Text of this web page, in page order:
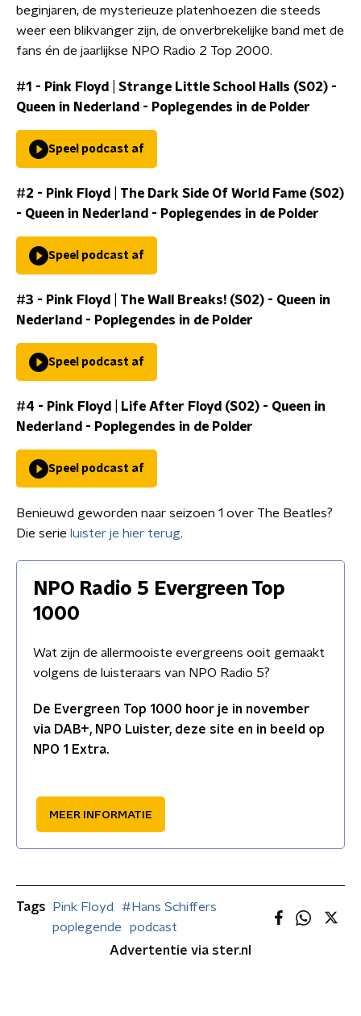
beginjaren, de mysterieuze platenhoezen die steeds
weer een blikvanger zijn, de onverbrekelijke band met de
fans én de jaarlijkse NPO Radio 2 Top 2000.
#1 - Pink Floyd | Strange Little School Halls (S02) -
Queen in Nederland - Poplegendes in de Polder
Speel podcast af
#2 - Pink Floyd | The Dark Side Of World Fame (S02)
- Queen in Nederland - Poplegendes in de Polder
Speel podcast af
#3 - Pink Floyd | The Wall Breaks! (S02) - Queen in
Nederland - Poplegendes in de Polder
Speel podcast af
#4 - Pink Floyd | Life After Floyd (S02) - Queen in
Nederland - Poplegendes in de Polder
Speel podcast af
Benieuwd geworden naar seizoen 1 over The Beatles?
Die serie luister je hier terug.
NPO Radio 5 Evergreen Top
1000
Wat zijn de allermooiste evergreens ooit gemaakt
volgens de luisteraars van NPO Radio 5?
De Evergreen Top 1000 hoor je in november
via DAB+, NPO Luister, deze site en in beeld op
NPO 1 Extra.
MEER INFORMATIE
Tags Pink Floyd
#Hans Schiffers
poplegende
podcast
Advertentie via ster.nl